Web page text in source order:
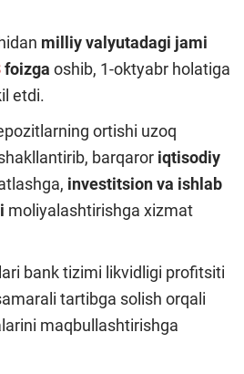
milliy valyutadagi jami
foizga oshib, 1-oktyabr holatiga
etdi.
ortishi uzoq
barqaror iqtisodiy
investitsion va ishlab
moliyalashtirishga xizmat
bank tizimi likvidligi profitsiti
tartibga solish orqali
maqbullashtirishga